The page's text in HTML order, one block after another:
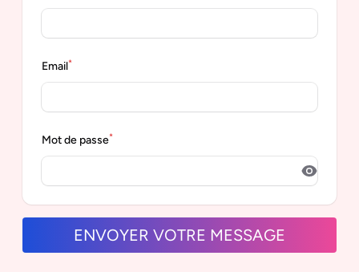
Email*
Mot de passe*
ENVOYER VOTRE MESSAGE